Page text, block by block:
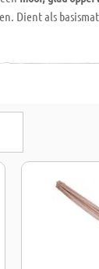
Dient als